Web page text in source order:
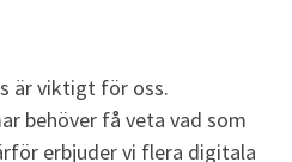
är viktigt för oss.
behöver få veta vad som
erbjuder vi flera digitala